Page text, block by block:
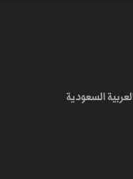
السعودية